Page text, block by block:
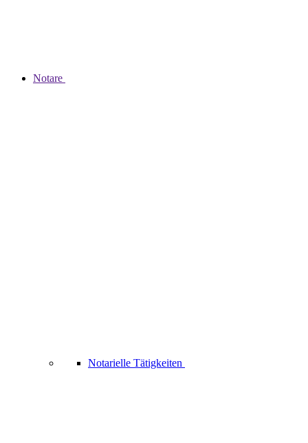
Notare
Notarielle Tätigkeiten